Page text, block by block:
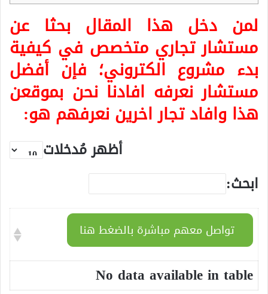
لمن دخل هذا المقال بحثا عن
مستشار تجاري متخصص في كيفية
بدء مشروع الكتروني؛ فإن أفضل
مستشار نعرفه افادنا نحن بموقعن
هذا وافاد تجار اخرين نعرفهم هو:
أظهر مُدخلات
ابحث:
تواصل معهم مباشرة بالضغط هنا
No data available in table